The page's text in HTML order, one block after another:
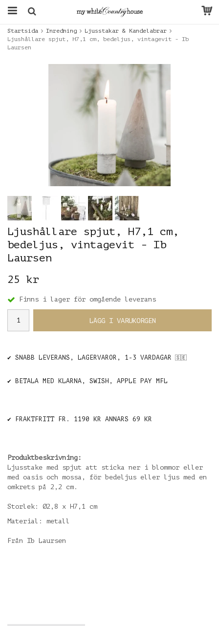
Startsida Inredning
Ljusstakar & Kandelabrar
Ljushållare spjut, H7,1 cm, bedeljus, vintagevit - Ib
Laursen
Ljushållare spjut, H7,1 cm,
bedeljus, vintagevit - Ib
Laursen
25 kr
Finns i lager för omgående leverans
LÄGG I VARUKORGEN
✔️ SNABB LEVERANS, LAGERVAROR, 1-3 VARDAGAR 🇸🇪
✔️ BETALA MED KLARNA, SWISH, APPLE PAY MFL
✔️ FRAKTFRITT FR. 1190 KR ANNARS 69 KR
Produktbeskrivning:
Ljusstake med spjut att sticka ner i blommor eller
med oasis och mossa, för bedeljus eller ljus med en
omkrets på 2,2 cm.
Storlek: Ø2,8 x H7,1 cm
Material: metall
Från Ib Laursen